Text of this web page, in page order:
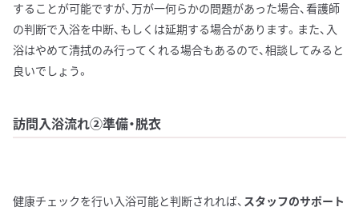
することが可能ですが、万が一何らかの問題があった場合、看護師
の判断で入浴を中断、もしくは延期する場合があります。また、入
浴はやめて清拭のみ行ってくれる場合もあるので、相談してみると
良いでしょう。
訪問入浴流れ②準備・脱衣
健康チェックを行い入浴可能と判断されれば、 スタッフのサポート